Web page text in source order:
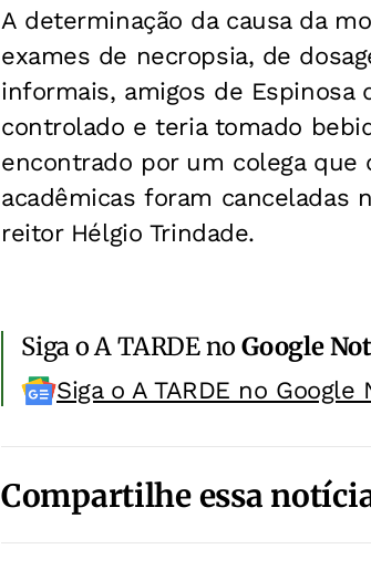
A determinação da causa da
exames de necropsia, de
informais, amigos de
controlado e teria tomado
encontrado por um colega que
acadêmicas foram canceladas
reitor Hélgio Trindade.
Siga o A TARDE noGoogle
Siga o A TARDE no Google
Compartilhe essa